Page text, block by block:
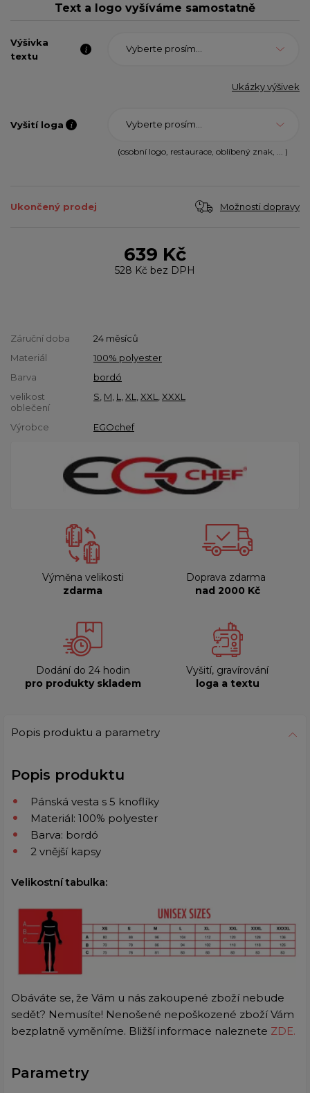
Text a logo vyšíváme samostatně
Výšivka
textu
Vyberte prosím...
Ukázky výšivek
Vyšití loga Vyberte prosím...
(osobní logo, restaurace, oblíbený znak, ... )
Ukončený prodej Možnosti dopravy
639 Kč
528 Kč bez DPH
Záruční doba
24 měsíců
Materiál
100% polyester
Barva
bordó
velikost
oblečení
S M L XL XXL XXXL
Výrobce EGOchef
Výměna velikosti
zdarma
Doprava zdarma
nad 2000 Kč
Dodání do 24 hodin
pro produkty skladem
Vyšití, gravírování
loga a textu
Popis produktu a parametry
Popis produktu
Pánská vesta s 5 knoflíky
Materiál: 100% polyester
Barva: bordó
2 vnější kapsy
Velikostní tabulka:
Obáváte se, že Vám u nás zakoupené zboží nebude
sedět? Nemusíte! Nenošené nepoškozené zboží Vám
bezplatně vyměníme. Bližší informace naleznete ZDE.
Parametry